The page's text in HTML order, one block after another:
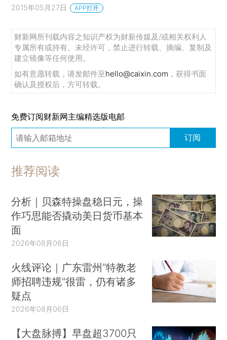
2015年05月27日 APP打开
财新网所刊载内容之知识产权为财新传媒及/或相关权利人
专属所有或持有。未经许可，禁止进行转载、摘编、复制及
建立镜像等任何使用。
如有意愿转载，请发邮件至hello@caixin.com ，获得书面
确认及授权后，方可转载。
免费订阅财新网主编精选版电邮
订阅
推荐阅读
分析｜贝森特操盘稳日元，操
作巧思能否撬动美日货币基本
面
2026年08月06日
火线评论｜广东雷州“特教老
师招聘违规”很雷，仍有诸多
疑点
2026年08月06日
【大盘脉搏】早盘超3700只